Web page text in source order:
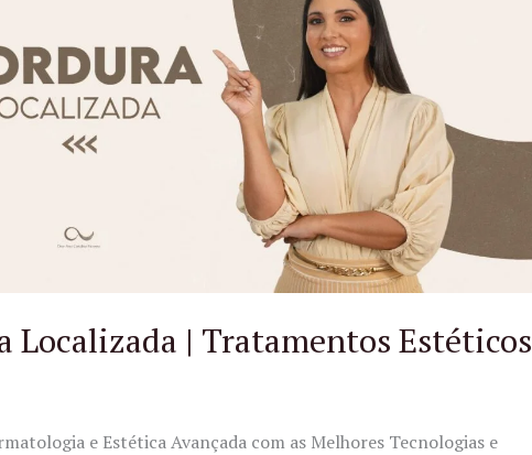
Localizada | Tratamentos Estéticos
e Estética Avançada com as Melhores Tecnologias e